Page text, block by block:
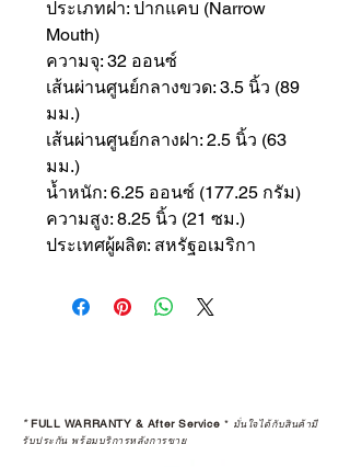
ประเภทฝา: ปากแคบ (Narrow
Mouth)
ความจุ: 32 ออนซ์
เส้นผ่านศูนย์กลางขวด: 3.5 นิ้ว (89
มม.)
เส้นผ่านศูนย์กลางฝา: 2.5 นิ้ว (63
มม.)
น้ำหนัก: 6.25 ออนซ์ (177.25 กรัม)
ความสูง: 8.25 นิ้ว (21 ซม.)
ประเทศผู้ผลิต: สหรัฐอเมริกา
*FULL WARRANTY & After Service * มั่นใจได้กับสินค้ามี
รับประกัน พร้อมบริการหลังการขาย